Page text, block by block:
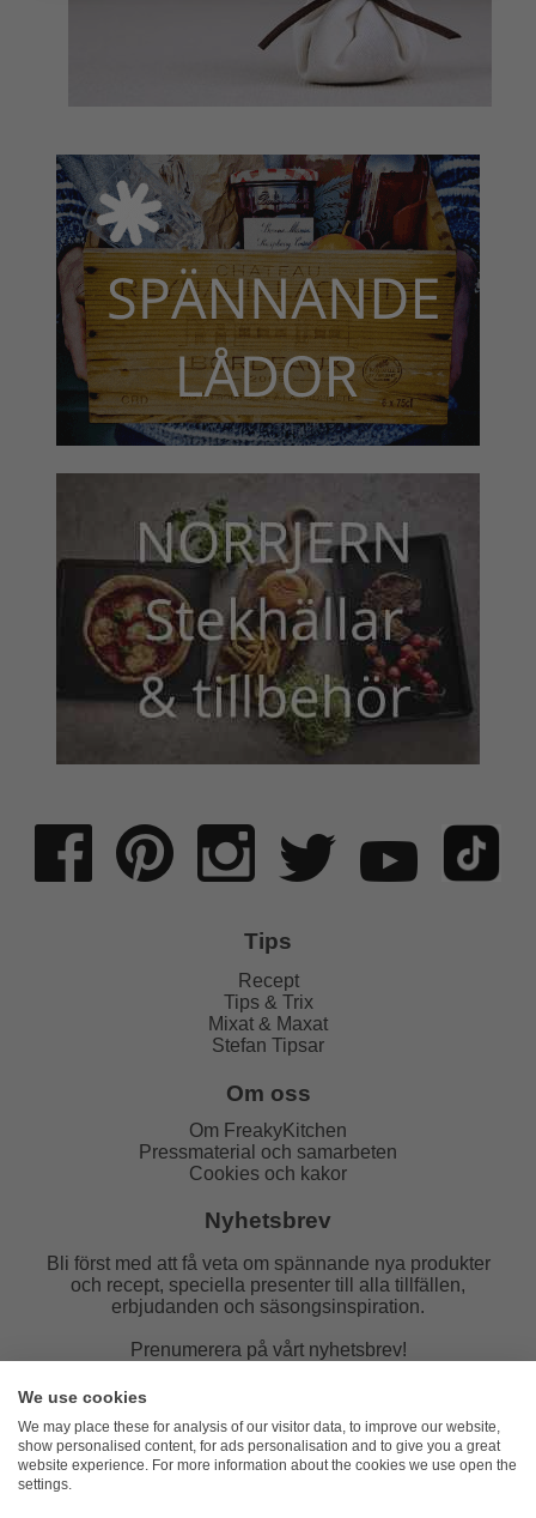
Tips
Recept
Tips & Trix
Mixat & Maxat
Stefan Tipsar
Om oss
Om FreakyKitchen
Pressmaterial och samarbeten
Cookies och kakor
Nyhetsbrev
Bli först med att få veta om spännande nya produkter
och recept, speciella presenter till alla tillfällen,
erbjudanden och säsongsinspiration.
Prenumerera på vårt nyhetsbrev!
E-post:
We use cookies
We may place these for analysis of our visitor data, to improve our website,
show personalised content, for ads personalisation and to give you a great
website experience. For more information about the cookies we use open the
settings.